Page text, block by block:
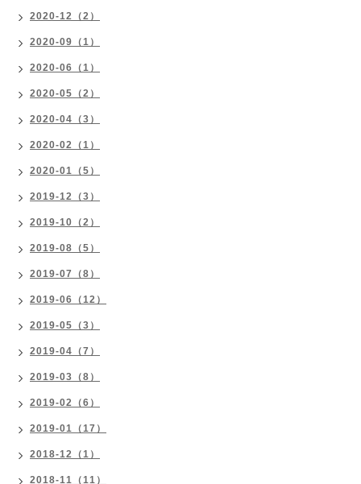
2020-12（2）
2020-09（1）
2020-06（1）
2020-05（2）
2020-04（3）
2020-02（1）
2020-01（5）
2019-12（3）
2019-10（2）
2019-08（5）
2019-07（8）
2019-06（12）
2019-05（3）
2019-04（7）
2019-03（8）
2019-02（6）
2019-01（17）
2018-12（1）
2018-11（11）